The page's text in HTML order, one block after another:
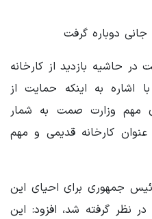
دوباره گرفت
حاشیه بازدید از کارخانه
اشاره به اینکه حمایت از
مهم وزارت صمت به شمار
عنوان کارخانه قدیمی و مهم
جمهوری برای احیای این
نظر گرفته شد، افزود: این